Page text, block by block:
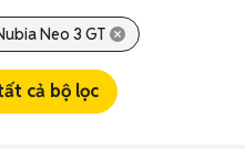
Neo 3 GT
cả bộ lọc